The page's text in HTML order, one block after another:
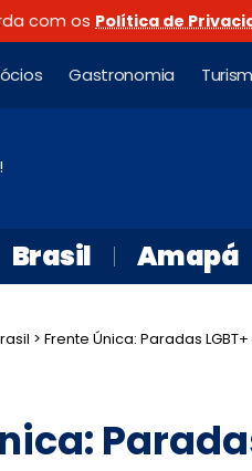
com os Política de
Gastronomia
Brasil Amapá
> Frente Única: Paradas LGBT+ do Rio